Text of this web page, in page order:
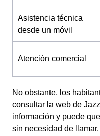
Asistencia técnica
desde un móvil
Atención comercial
No obstante, los
consultar la web de
información y puede
sin necesidad de llamar.